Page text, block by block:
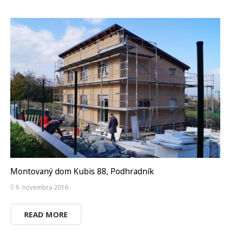
Montovaný dom Kubis 88, Podhradník
9. novembra 2016
READ MORE